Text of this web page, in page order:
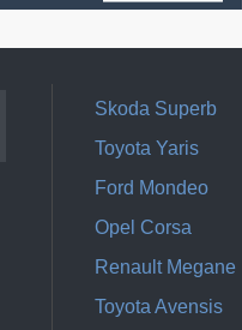
Skoda Superb
Toyota Yaris
Ford Mondeo
Opel Corsa
Renault Megane
Toyota Avensis